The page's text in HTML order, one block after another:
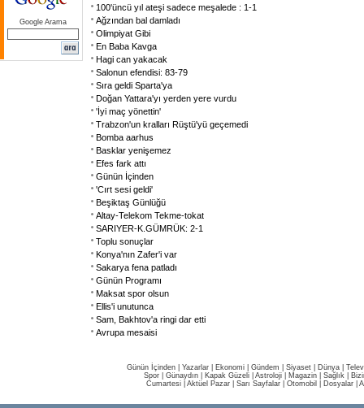
Google Arama
100'üncü yıl ateşi sadece meşalede : 1-1
Ağzından bal damladı
Olimpiyat Gibi
En Baba Kavga
Hagi can yakacak
Salonun efendisi: 83-79
Sıra geldi Sparta'ya
Doğan Yattara'yı yerden yere vurdu
'İyi maç yönettin'
Trabzon'un kralları Rüştü'yü geçemedi
Bomba aarhus
Basklar yenişemez
Efes fark attı
Günün İçinden
'Cırt sesi geldi'
Beşiktaş Günlüğü
Altay-Telekom Tekme-tokat
SARIYER-K.GÜMRÜK: 2-1
Toplu sonuçlar
Konya'nın Zafer'i var
Sakarya fena patladı
Günün Programı
Maksat spor olsun
Ellis'i unutunca
Sam, Bakhtov'a ringi dar etti
Avrupa mesaisi
Günün İçinden Yazarlar Ekonomi Gündem Siyaset Dünya |
Spor
Günaydın Kapak Güzeli Astroloji Magazin Sağlık
Cumartesi| Aktüel Pazar| Sarı Sayfalar| Otomobil Dosyalar|